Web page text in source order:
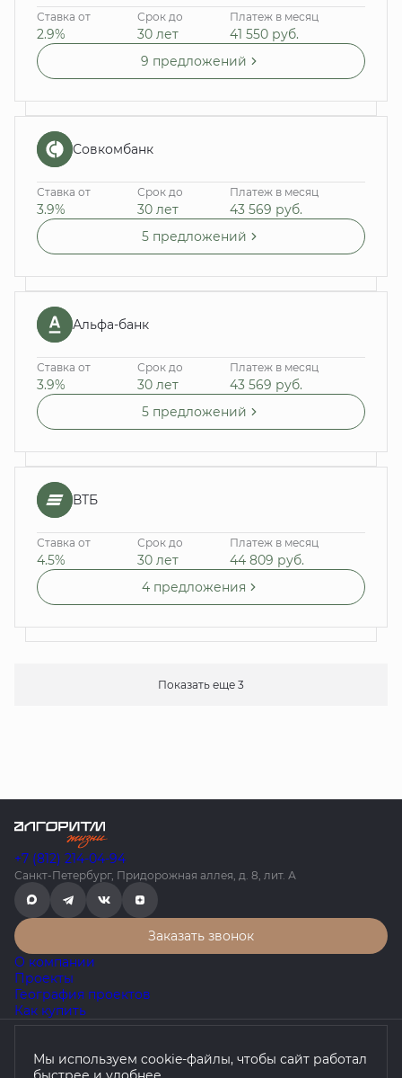
Ставка от
2.9%
Срок до
30 лет
Платеж в месяц
41 550 руб.
9 предложений
Совкомбанк
Ставка от
3.9%
Срок до
30 лет
Платеж в месяц
43 569 руб.
5 предложений
Альфа-банк
Ставка от
3.9%
Срок до
30 лет
Платеж в месяц
43 569 руб.
5 предложений
ВТБ
Ставка от
4.5%
Срок до
30 лет
Платеж в месяц
44 809 руб.
4 предложения
Показать еще 3
+7 (812) 214-04-94
Санкт-Петербург, Придорожная аллея, д. 8, лит. А
Заказать звонок
О компании
Проекты
География проектов
Как купить
Согласие на обработку персональных данных
Мы используем cookie-файлы, чтобы сайт работал